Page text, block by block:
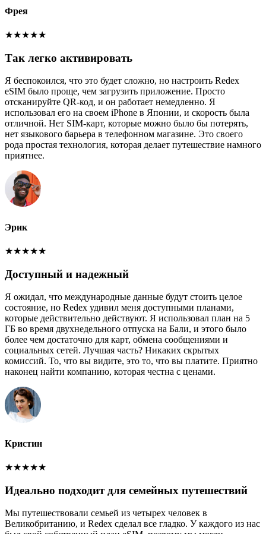
Фрея
★★★★★
Так легко активировать
Я беспокоился, что это будет сложно, но настроить Redex
eSIM было проще, чем загрузить приложение. Просто
отсканируйте QR-код, и он работает немедленно. Я
использовал его на своем iPhone в Японии, и скорость была
отличной. Нет SIM-карт, которые можно было бы потерять,
нет языкового барьера в телефонном магазине. Это своего
рода простая технология, которая делает путешествие намного
приятнее.
Эрик
★★★★★
Доступный и надежный
Я ожидал, что международные данные будут стоить целое
состояние, но Redex удивил меня доступными планами,
которые действительно действуют. Я использовал план на 5
ГБ во время двухнедельного отпуска на Бали, и этого было
более чем достаточно для карт, обмена сообщениями и
социальных сетей. Лучшая часть? Никаких скрытых
комиссий. То, что вы видите, это то, что вы платите. Приятно
наконец найти компанию, которая честна с ценами.
Кристин
★★★★★
Идеально подходит для семейных путешествий
Мы путешествовали семьей из четырех человек в
Великобританию, и Redex сделал все гладко. У каждого из нас